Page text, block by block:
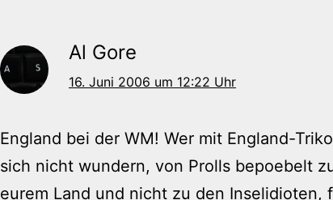
Al Gore
16. Juni 2006 um 12:22 Uhr
England bei der WM! Wer mit England-
sich nicht wundern, von Prolls bepoebelt
eurem Land und nicht zu den Inselidioten,